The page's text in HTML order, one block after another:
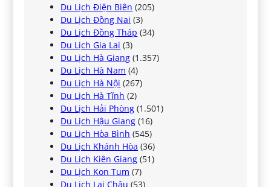
Du Lịch Điện Biên (205)
Du Lịch Đồng Nai (3)
Du Lịch Đồng Tháp (34)
Du Lịch Gia Lai (3)
Du Lịch Hà Giang (1.357)
Du Lịch Hà Nam (4)
Du Lịch Hà Nội (267)
Du Lịch Hà Tĩnh (2)
Du Lịch Hải Phòng (1.501)
Du Lịch Hậu Giang (16)
Du Lịch Hòa Bình (545)
Du Lịch Khánh Hòa (36)
Du Lịch Kiên Giang (51)
Du Lịch Kon Tum (7)
Du Lịch Lai Châu (53)